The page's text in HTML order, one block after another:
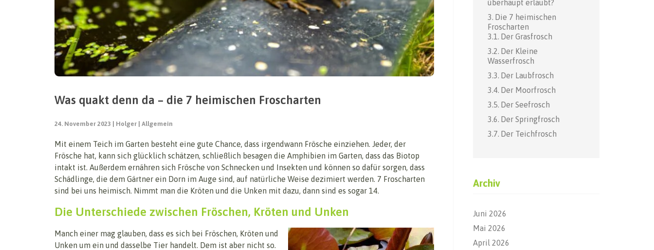
Was quakt denn da – die 7 heimischen Froscharten
24. November 2023 Holger Allgemein
Mit einem Teich im Garten besteht eine gute Chance, dass irgendwann Frösche einziehen. Jeder, der
Frösche hat, kann sich glücklich schätzen, schließlich besagen die Amphibien im Garten, dass das Biotop
intakt ist. Außerdem ernähren sich Frösche von Schnecken und Insekten und können so dafür sorgen, dass
Schädlinge, die dem Gärtner ein Dorn im Auge sind, auf natürliche Weise dezimiert werden. 7 Froscharten
sind bei uns heimisch. Nimmt man die Kröten und die Unken mit dazu, dann sind es sogar 14.
Die Unterschiede zwischen Fröschen, Kröten und Unken
Manch einer mag glauben, dass es sich bei Fröschen, Kröten und
Unken um ein und dasselbe Tier handelt. Dem ist aber nicht so.
überhaupt erlaubt?
Die 7 heimischen
Froscharten
Der Grasfrosch
Der Kleine
Wasserfrosch
Der Laubfrosch
Der Moorfrosch
Der Seefrosch
Der Springfrosch
Der Teichfrosch
Archiv
Juni 2026
Mai 2026
April 2026